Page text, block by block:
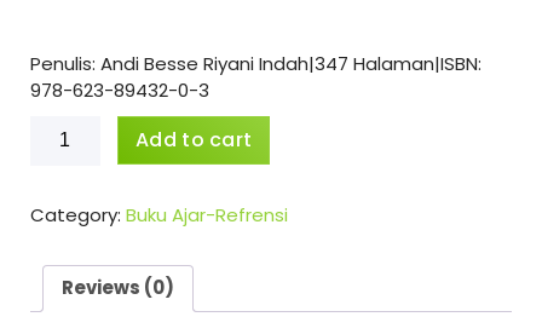
Penulis: Andi Besse Riyani Indah|347 Halaman|ISBN:
978-623-89432-0-3
Manajemen
Industri
Logistik
quantity
Add to cart
Category: Buku Ajar-Refrensi
Reviews (0)